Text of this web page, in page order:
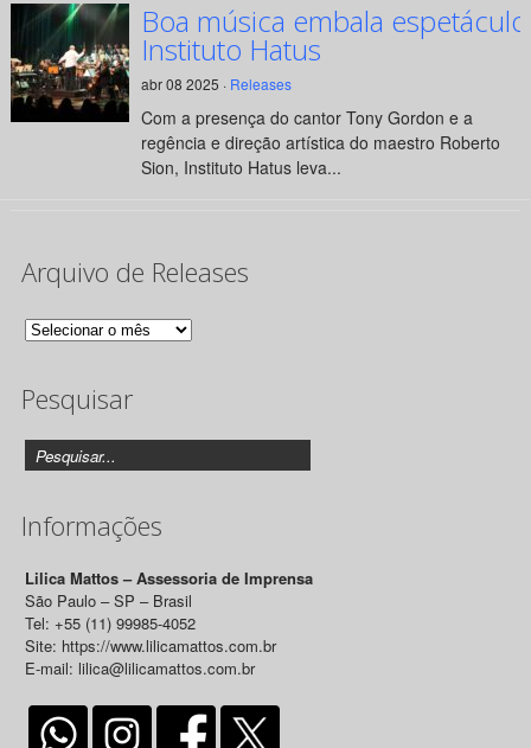
Boa música embala
Instituto Hatus
abr 08 2025 · Releases
Com a presença do cantor Tony Gordon e a
regência e direção artística do maestro Roberto
Sion, Instituto Hatus leva...
Arquivo de Releases
Arquivo
Releases
Pesquisar
Informações
Lilica Mattos – Assessoria de Imprensa
São Paulo – SP – Brasil
Tel: +55 (11) 99985-4052
Site: https://www.lilicamattos.com.br
E-mail: lilica@lilicamattos.com.br